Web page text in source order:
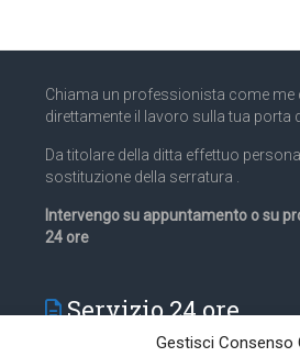
Gestisci Consenso
Chiama un professionista come me
direttamente il lavoro sulla tua porta
Da titolare della ditta effettuo
sostituzione della serratura .
Intervengo su appuntamento o su
24 ore
Servizio 24 ore